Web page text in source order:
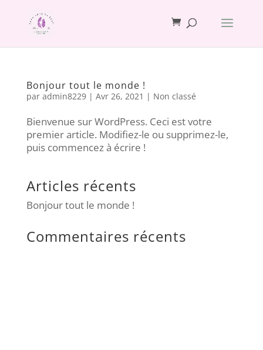
Bonjour tout le monde !
par admin8229| Avr 26, 2021 | Non classé
Bienvenue sur WordPress. Ceci est votre
premier article. Modifiez-le ou supprimez-le,
puis commencez à écrire !
Articles récents
Bonjour tout le monde !
Commentaires récents